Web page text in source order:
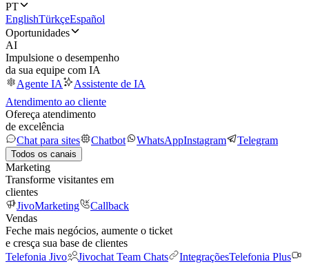
PT
EnglishTürkçeEspañol
Oportunidades
AI
Impulsione o desempenho
da sua equipe com IA
Agente IA
Assistente de IA
Atendimento ao cliente
Ofereça atendimento
de excelência
Chat para sites
Chatbot WhatsAppInstagram Telegram
Todos os canais
Marketing
Transforme visitantes em
clientes
JivoMarketing
Callback
Vendas
Feche mais negócios, aumente o ticket
e cresça sua base de clientes
Telefonia Jivo
Jivochat Team Chats IntegraçõesTelefonia Plus